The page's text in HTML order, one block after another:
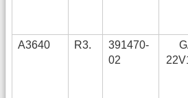
A3640 R3.
391470-
02